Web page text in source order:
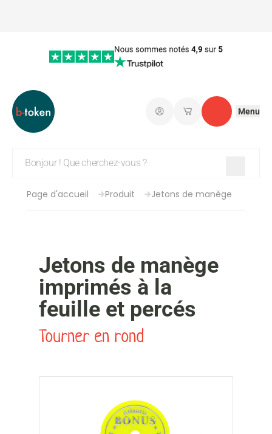
Connectez-vous
Mes paniers
Contact
Menu
Page d'accueil Produit Jetons de manège
Jetons de manège
imprimés à la
feuille et percés
Tourner en rond